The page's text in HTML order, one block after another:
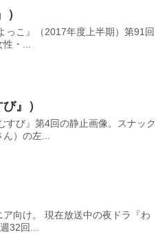
っこ』（2017年度上半期）第91回
性・...
』）
すび』第4回の静止画像。スナック
ん）の左...
向け。 現在放送中の夜ドラ『わ
32回...